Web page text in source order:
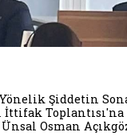
Şiddetin
Toplantısı'na
Osman